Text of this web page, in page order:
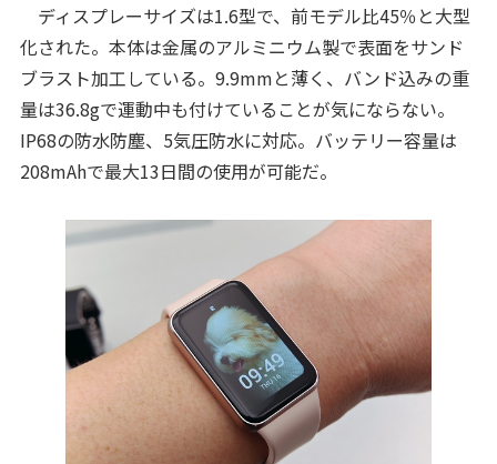
ディスプレーサイズは1.6型で、前モデル比45％と大型
化された。本体は金属のアルミニウム製で表面をサンド
ブラスト加工している。9.9mmと薄く、バンド込みの重
量は36.8gで運動中も付けていることが気にならない。
IP68の防水防塵、5気圧防水に対応。バッテリー容量は
208mAhで最大13日間の使用が可能だ。